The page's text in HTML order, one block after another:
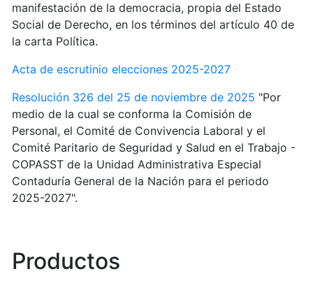
manifestación de la democracia, propia del Estado
Social de Derecho, en los términos del artículo 40 de
la carta Política.
Acta de escrutinio elecciones 2025-2027
Resolución 326 del 25 de noviembre de 2025 "Por
medio de la cual se conforma la Comisión de
Personal, el Comité de Convivencia Laboral y el
Comité Paritario de Seguridad y Salud en el Trabajo -
COPASST de la Unidad Administrativa Especial
Contaduría General de la Nación para el periodo
2025-2027".
Productos